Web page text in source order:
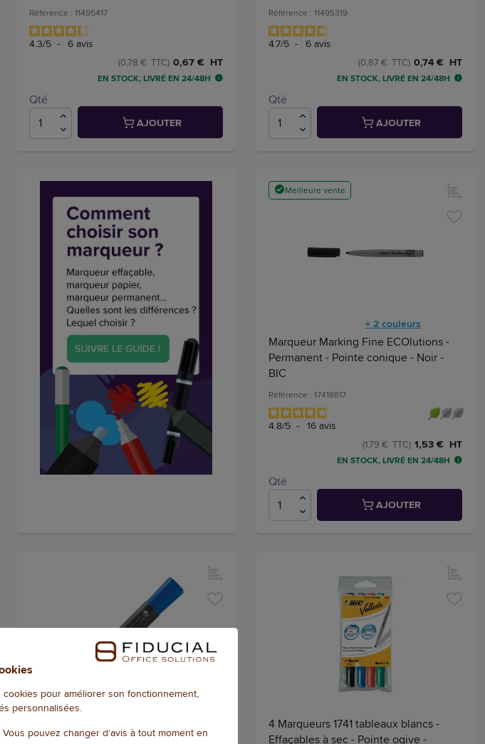
Référence : 11495417
4.3/5 - 6 avis
0,67 € HT
(0,78 € TTC)
EN STOCK, LIVRÉ EN 24/48H
Qté
AJOUTER
Référence : 11495319
4.7/5 - 6 avis
0,74 € HT
(0,87 € TTC)
EN STOCK, LIVRÉ EN 24/48H
Qté
AJOUTER
Meilleure vente
+ 2 couleurs
Marqueur Marking Fine ECOlutions -
Permanent - Pointe conique - Noir -
BIC
Référence : 17418817
4.8/5 - 16 avis
1,53 € HT
(1,79 € TTC)
EN STOCK, LIVRÉ EN 24/48H
Qté
AJOUTER
Bleu - FIDUCIAL
4 Marqueurs 1741 tableaux blancs -
Effaçables à sec - Pointe ogive -
pour améliorer son fonctionnement,
personnalisées.
pouvez changer d'avis à tout moment en